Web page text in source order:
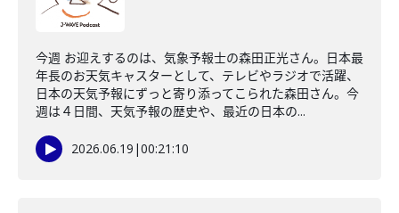
今週 お迎えするのは、気象予報士の森田正光さん。日本最
年長のお天気キャスターとして、テレビやラジオで活躍、
日本の天気予報にずっと寄り添ってこられた森田さん。今
週は４日間、天気予報の歴史や、最近の日本の...
2026.06.19 |00:21:10